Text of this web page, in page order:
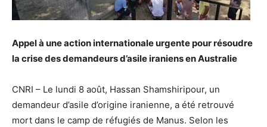
Appel à une action internationale urgente pour résoudre
la crise des demandeurs d’asile iraniens en Australie
CNRI – Le lundi 8 août, Hassan Shamshiripour, un
demandeur d’asile d’origine iranienne, a été retrouvé
mort dans le camp de réfugiés de Manus. Selon les